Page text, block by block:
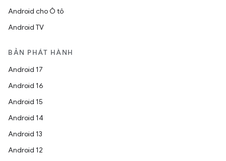
Android cho Ô tô
Android TV
BẢN PHÁT HÀNH
Android 17
Android 16
Android 15
Android 14
Android 13
Android 12